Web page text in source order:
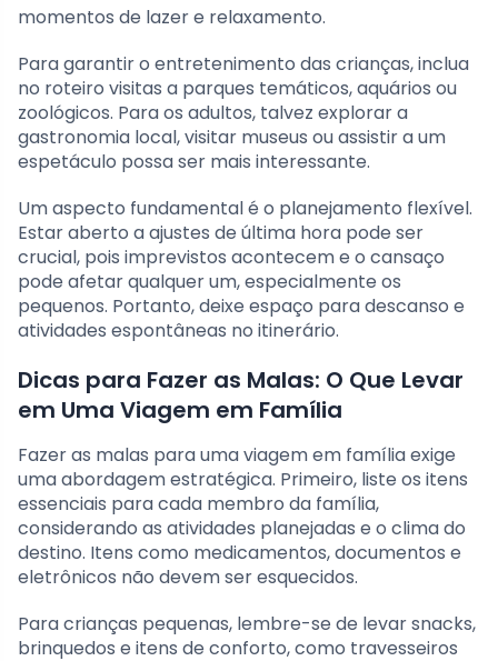
momentos de lazer e relaxamento.
Para garantir o entretenimento das crianças, inclua
no roteiro visitas a parques temáticos, aquários ou
zoológicos. Para os adultos, talvez explorar a
gastronomia local, visitar museus ou assistir a um
espetáculo possa ser mais interessante.
Um aspecto fundamental é o planejamento flexível.
Estar aberto a ajustes de última hora pode ser
crucial, pois imprevistos acontecem e o cansaço
pode afetar qualquer um, especialmente os
pequenos. Portanto, deixe espaço para descanso e
atividades espontâneas no itinerário.
Dicas para Fazer as Malas: O Que Levar
em Uma Viagem em Família
Fazer as malas para uma viagem em família exige
uma abordagem estratégica. Primeiro, liste os itens
essenciais para cada membro da família,
considerando as atividades planejadas e o clima do
destino. Itens como medicamentos, documentos e
eletrônicos não devem ser esquecidos.
Para crianças pequenas, lembre-se de levar snacks,
brinquedos e itens de conforto, como travesseiros